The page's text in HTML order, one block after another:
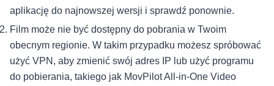
aplikację do najnowszej wersji i sprawdź ponownie.
Film może nie być dostępny do pobrania w Twoim
obecnym regionie. W takim przypadku możesz spróbować
użyć VPN, aby zmienić swój adres IP lub użyć programu
do pobierania, takiego jak MovPilot All-in-One Video